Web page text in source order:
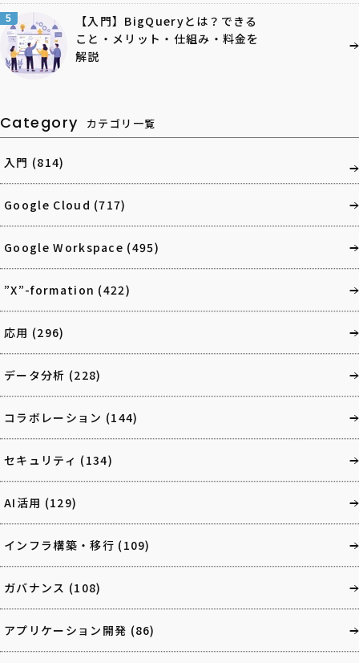
5
【入門】BigQueryとは？できる
こと・メリット・仕組み・料金を
解説
Category カテゴリ一覧
入門 (814)
Google Cloud (717)
Google Workspace (495)
”X”-formation (422)
応用 (296)
データ分析 (228)
コラボレーション (144)
セキュリティ (134)
AI活用 (129)
インフラ構築・移行 (109)
ガバナンス (108)
アプリケーション開発 (86)